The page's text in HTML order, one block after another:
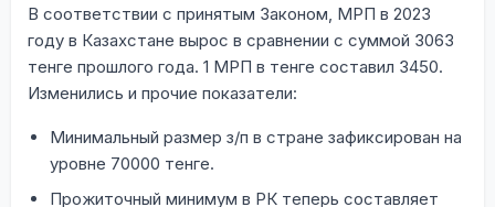
В соответствии с принятым Законом, МРП в 2023
году в Казахстане вырос в сравнении с суммой 3063
тенге прошлого года. 1 МРП в тенге составил 3450.
Изменились и прочие показатели:
Минимальный размер з/п в стране зафиксирован на
уровне 70000 тенге.
Прожиточный минимум в РК теперь составляет